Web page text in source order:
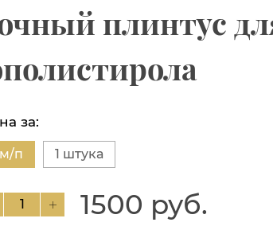
плинтус
за:
м/п 1 штука
1500 руб.